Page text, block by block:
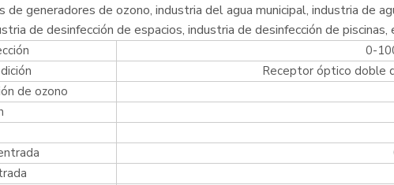
de generadores de ozono, industria del agua municipal, industria de
de desinfección de espacios, industria de desinfección de piscinas,
0-
Receptor óptico doble
de ozono